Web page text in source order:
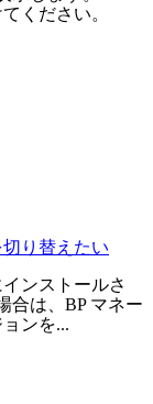
ください。
り替えたい
ンストールさ
合は、BP マネー
ンを...